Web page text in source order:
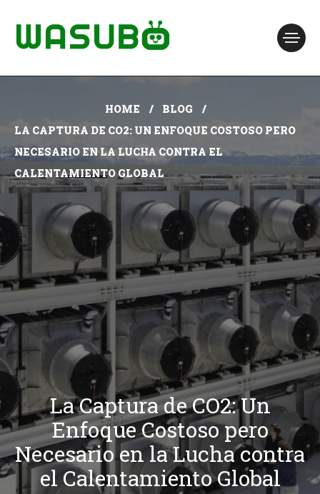
HOME
BLOG
LA CAPTURA DE CO2: UN ENFOQUE COSTOSO PERO
NECESARIO EN LA LUCHA CONTRA EL
CALENTAMIENTO GLOBAL
La Captura de CO2: Un
Enfoque Costoso pero
Necesario en la Lucha contra
el Calentamiento Global